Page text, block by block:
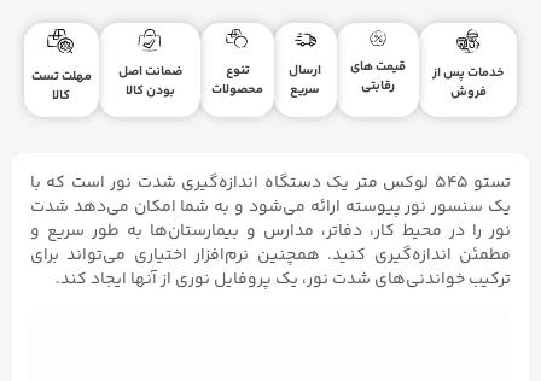
خدمات پس از
فروش
قیمت های
رقابتی
ارسال
سریع
تنوع
محصولات
ضمانت اصل
بودن کالا
مهلت تست
کالا
تستو ۵۴۵ لوکس متر یک دستگاه اندازه‌گیری شدت نور است که با
یک سنسور نور پیوسته ارائه می‌شود و به شما امکان می‌دهد شدت
نور را در محیط کار، دفاتر، مدارس و بیمارستان‌ها به طور سریع و
مطمئن اندازه‌گیری کنید. همچنین نرم‌افزار اختیاری می‌تواند برای
ترکیب خواندنی‌های شدت نور، یک پروفایل نوری از آنها ایجاد کند.